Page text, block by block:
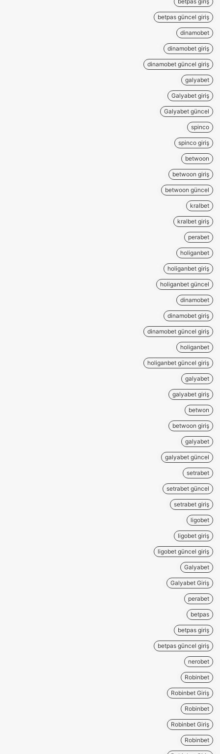
betpas güncel giriş
dinamobet
dinamobet giriş
dinamobet güncel giriş
galyabet
Galyabet giriş
Galyabet güncel
spinco
spinco giriş
betwoon
betwoon giriş
betwoon güncel
kralbet
kralbet giriş
perabet
holiganbet
holiganbet giriş
holiganbet güncel
dinamobet
dinamobet giriş
dinamobet güncel giriş
holiganbet
holiganbet güncel giriş
galyabet
galyabet giriş
betwon
betwoon giriş
galyabet
galyabet güncel
setrabet
setrabet güncel
setrabet giriş
ligobet
ligobet giriş
ligobet güncel giriş
Galyabet
Galyabet Giriş
perabet
betpas
betpas giriş
betpas güncel giriş
nerobet
Robinbet
Robinbet Giriş
Robinbet
Robinbet Giriş
Robinbet